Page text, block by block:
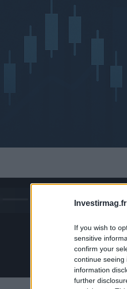
If you wish to
sensitive
confirm your
continue seeing
information
further
1